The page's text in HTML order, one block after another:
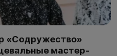
«Содружество»
мастер-